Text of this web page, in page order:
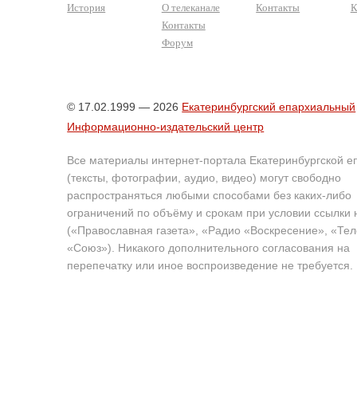
История
О телеканале
Контакты
Форум
Контакты
© 17.02.1999 — 2026 Екатеринбургский епархиальный
Информационно-издательский центр
Все материалы интернет-портала Екатеринбургской
(тексты, фотографии, аудио, видео) могут свободно
распространяться любыми способами без каких-либо
ограничений по объёму и срокам при условии ссылки
(«Православная газета», «Радио «Воскресение»,
«Союз»). Никакого дополнительного согласования на
перепечатку или иное воспроизведение не требуется.